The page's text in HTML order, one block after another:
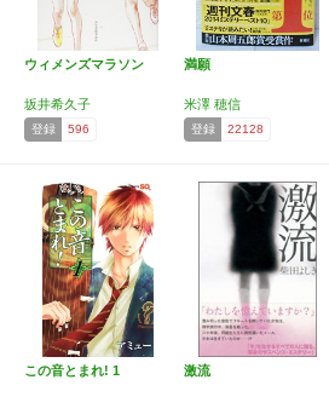
ウィメンズマラソン
坂井希久子
登録 596
満願
米澤 穂信
登録 22128
この音とまれ! 1 激流